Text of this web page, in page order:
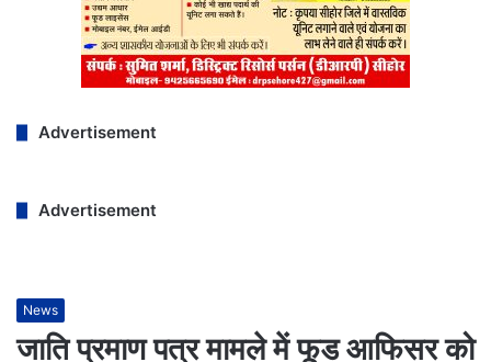
Advertisement
Advertisement